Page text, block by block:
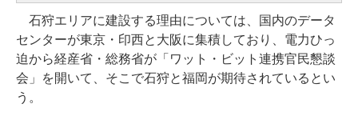
石狩エリアに建設する理由については、国内のデータ
センターが東京・印西と大阪に集積しており、電力ひっ
迫から経産省・総務省が「ワット・ビット連携官民懇談
会」を開いて、そこで石狩と福岡が期待されているとい
う。